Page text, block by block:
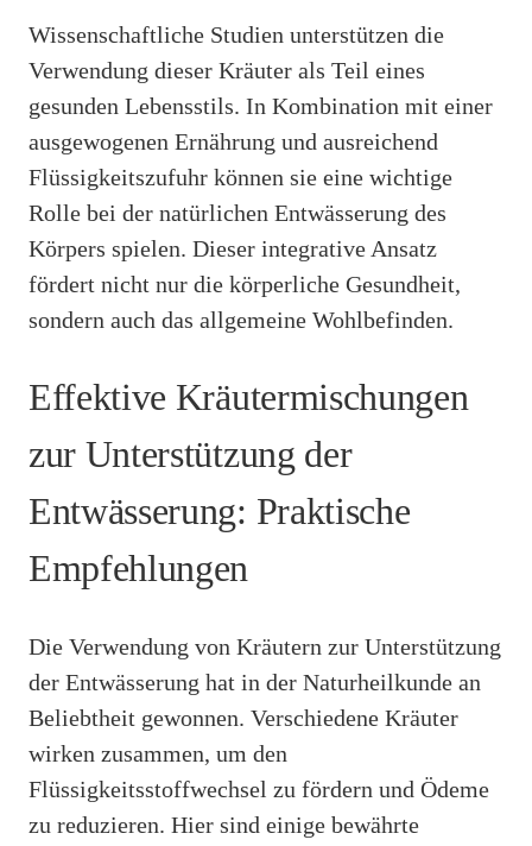
Wissenschaftliche Studien unterstützen die
Verwendung dieser Kräuter als Teil eines
gesunden Lebensstils. In Kombination mit einer
ausgewogenen Ernährung und ausreichend
Flüssigkeitszufuhr können sie eine wichtige
Rolle bei der natürlichen Entwässerung des
Körpers spielen. Dieser integrative Ansatz
fördert nicht nur die körperliche Gesundheit,
sondern auch das allgemeine Wohlbefinden.
Effektive Kräutermischungen
zur Unterstützung der
Entwässerung: Praktische
Empfehlungen
Die Verwendung von Kräutern zur Unterstützung
der Entwässerung hat in der Naturheilkunde an
Beliebtheit gewonnen. Verschiedene Kräuter
wirken zusammen, um den
Flüssigkeitsstoffwechsel zu fördern und Ödeme
zu reduzieren. Hier sind einige bewährte